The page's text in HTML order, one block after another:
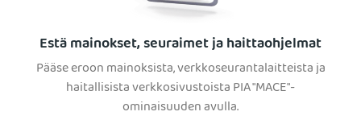
Estä mainokset, seuraimet ja haittaohjelmat
Pääse eroon mainoksista, verkkoseurantalaitteista ja
haitallisista verkkosivustoista PIA "MACE"-
ominaisuuden avulla.